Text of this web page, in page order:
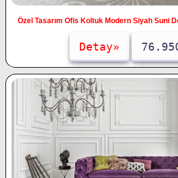
Özel Tasarım Ofis Koltuk Modern Siyah Suni
Detay»